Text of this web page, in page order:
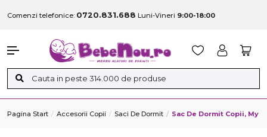
Comenzi telefonice: 0720.831.688 Luni-Vineri 9:00-18:00
Pagina Start Accesorii Copii Saci De Dormit Sac De Dormit Copii, My